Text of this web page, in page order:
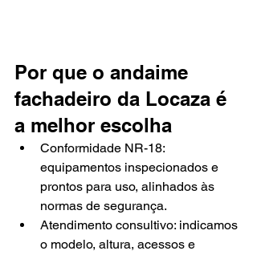
Por que o andaime
fachadeiro da Locaza é
a melhor escolha
Conformidade NR-18:
equipamentos inspecionados e
prontos para uso, alinhados às
normas de segurança.
Atendimento consultivo: indicamos
o modelo, altura, acessos e